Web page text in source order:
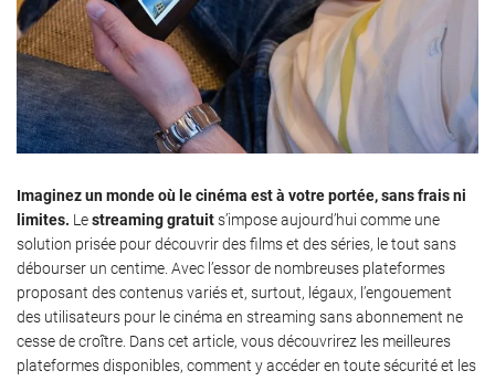
Imaginez un monde où le cinéma est à votre portée, sans frais ni
limites. Lestreaming gratuits’impose aujourd’hui comme une
solution prisée pour découvrir des films et des séries, le tout sans
débourser un centime. Avec l’essor de nombreuses plateformes
proposant des contenus variés et, surtout, légaux, l’engouement
des utilisateurs pour le cinéma en streaming sans abonnement ne
cesse de croître. Dans cet article, vous découvrirez les meilleures
plateformes disponibles, comment y accéder en toute sécurité et les